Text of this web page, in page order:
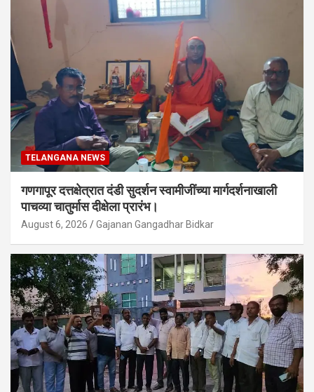
TELANGANA NEWS
गणगापूर दत्तक्षेत्रात दंडी सुदर्शन स्वामीजींच्या मार्गदर्शनाखाली
पाचव्या चातुर्मास दीक्षेला प्रारंभ।
August 6, 2026 Gajanan Gangadhar Bidkar